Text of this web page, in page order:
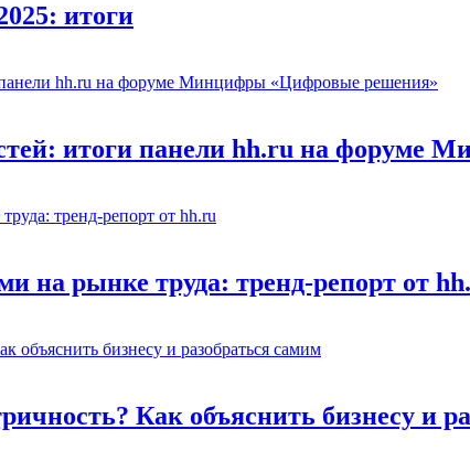
итоги
итоги панели hh.ru на форуме
на рынке труда: тренд-репорт от
Как объяснить бизнесу и